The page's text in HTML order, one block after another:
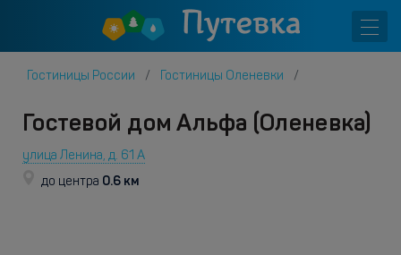
Гостиницы России Гостиницы Оленевки
Гостевой дом Альфа (Оленевка)
улица Ленина, д. 61 А
до центра 0.6 км